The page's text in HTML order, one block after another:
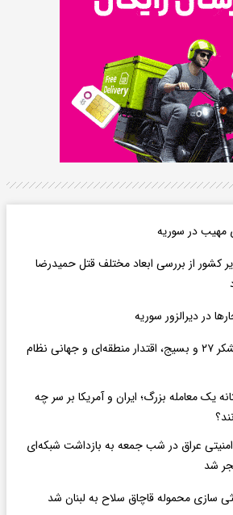
مهیب در سوریه
کشور از بررسی ابعاد مختلف قتل حمیدرضا
در دیرالزور سوریه
توان و آمادگی لشکر ۲۷ و بسیج، اقتدار منطقه‌ای و جهانی نظام
یک معامله بزرگ؛ ایران و آمریکا بر سر چه
امنیتی عراق در شب جمعه به بازداشت شبکه‌ای
شد
سازی محموله قاچاق سلاح به لبنان شد